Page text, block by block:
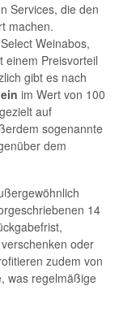
Services, die den
machen.
Weinabos,
einem Preisvorteil
gibt es nach
im Wert von 100
auf
sogenannte
dem
14
oder
zudem von
was regelmäßige